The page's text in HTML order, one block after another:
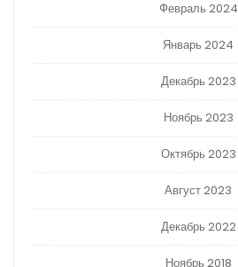
Февраль 2024
Январь 2024
Декабрь 2023
Ноябрь 2023
Октябрь 2023
Август 2023
Декабрь 2022
Ноябрь 2018